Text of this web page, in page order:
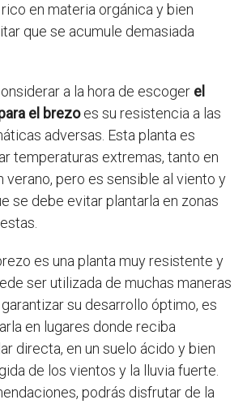
en materia orgánica y bien
que se acumule demasiada
a la hora de escoger el
el brezoes su resistencia a las
adversas. Esta planta es
temperaturas extremas, tanto en
verano, pero es sensible al viento y
se debe evitar plantarla en zonas
es una planta muy resistente y
ser utilizada de muchas maneras
su desarrollo óptimo, es
en lugares donde reciba
directa, en un suelo ácido y bien
de los vientos y la lluvia fuerte.
podrás disfrutar de la